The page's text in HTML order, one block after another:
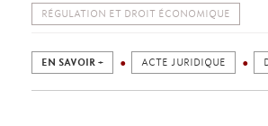
RÉGULATION ET DROIT ÉCONOMIQUE
EN SAVOIR + ACTE JURIDIQUE